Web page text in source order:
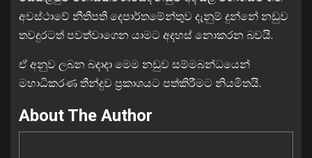
අවස්ථාවේ නීතිපති දෙපාර්තමේන්තුව දැනුම් දුන්නේ නඩුව
තවදුරටත් පවත්වාගෙන යාමට අදහස් නොකරන බවයි.
ඒ අනුව ලබන බදාදා මෙම නඩුව සම්මබන්ධයෙන්
මහාධිකරණ තීන්දුව ප්‍රකාශයට පත්කිරීමට නියමිතයි.
About The Author